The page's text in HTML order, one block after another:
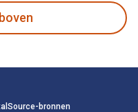
bronnen